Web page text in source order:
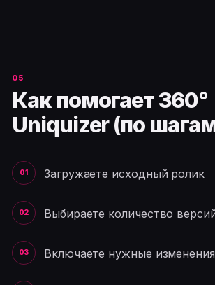
Как помогает 360°
Uniquizer (по
Загружаете исходный ролик
Выбираете количество
Включаете нужные изменения